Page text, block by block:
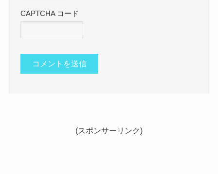
CAPTCHA コード
(スポンサーリンク)